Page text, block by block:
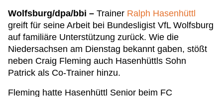
Wolfsburg/dpa/bbi – Trainer Ralph Hasenhüttl
greift für seine Arbeit bei Bundesligist VfL Wolfsburg
auf familiäre Unterstützung zurück. Wie die
Niedersachsen am Dienstag bekannt gaben, stößt
neben Craig Fleming auch Hasenhüttls Sohn
Patrick als Co-Trainer hinzu.
Fleming hatte Hasenhüttl Senior beim FC